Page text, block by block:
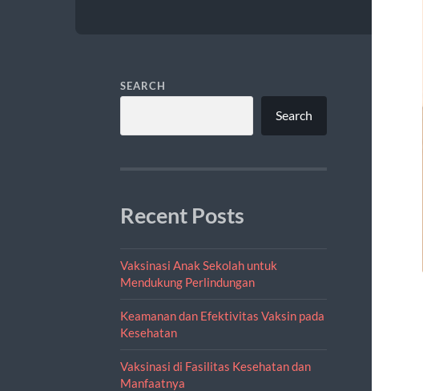
SEARCH
Search
Recent Posts
Vaksinasi Anak Sekolah untuk
Mendukung Perlindungan
Keamanan dan Efektivitas Vaksin pada
Kesehatan
Vaksinasi di Fasilitas Kesehatan dan
Manfaatnya